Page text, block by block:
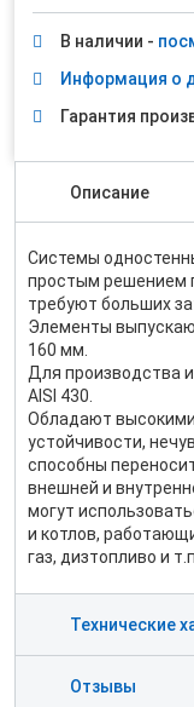
В наличии -
Информация о
Гарантия
Описание
Системы
простым решением
требуют больших
Элементы
160 мм.
Для производства
AISI 430.
Обладают
устойчивости,
способны
внешней и
могут
и котлов,
газ, дизтопливо и
Технические
Отзывы